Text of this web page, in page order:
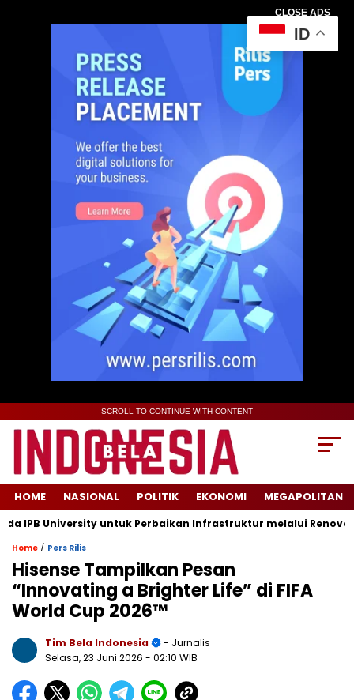
CLOSE ADS
SCROLL TO CONTINUE WITH CONTENT
HOME NASIONAL POLITIK EKONOMI MEGAPOLITAN
University untuk Perbaikan Infrastruktur melalui Renovasi
Home / Pers Rilis
Hisense Tampilkan Pesan
“Innovating a Brighter Life” di FIFA
World Cup 2026™
Tim Bela Indonesia
- Jurnalis
Selasa, 23 Juni 2026 - 02:10 WIB
ID